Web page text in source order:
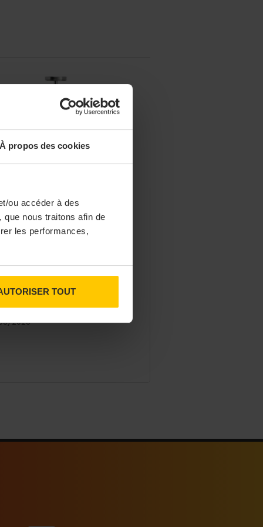
À propos des cookies
ou accéder à des
nous traitons afin de
les performances,
TOUT
& SERVICES
dévoile Biome, un
de cuisson saine
français Cristel dévoile
de préserver les qualités
des aliments.
2026